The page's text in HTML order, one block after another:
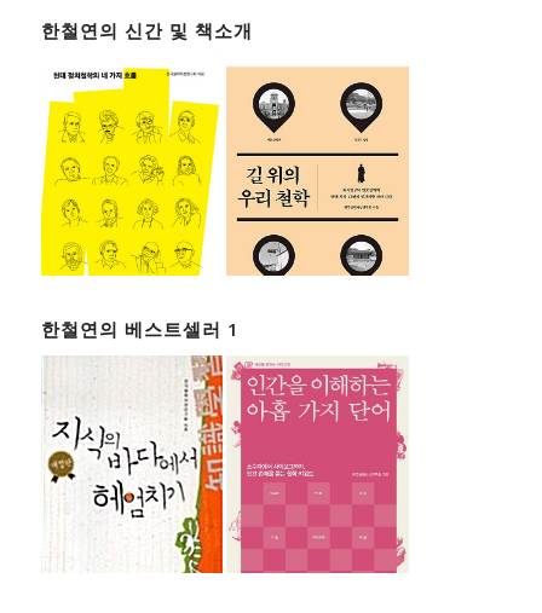
한철연의 신간 및 책소개
한철연의 베스트셀러 1